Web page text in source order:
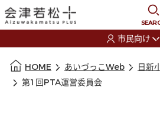
市民向け
HOME あいづっこWeb
日新
第1回PTA運営委員会